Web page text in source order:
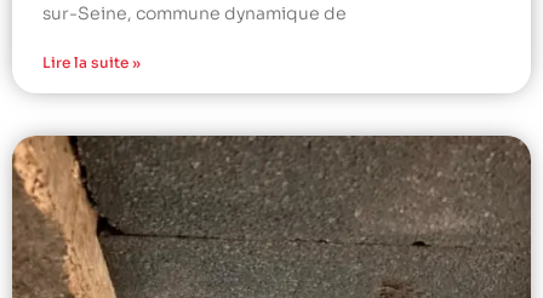
sur-Seine, commune dynamique de
Lire la suite »